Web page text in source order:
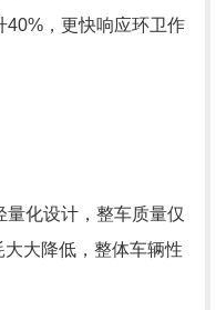
40%，更快响应环卫作
化设计，整车质量仅
大降低，整体车辆性